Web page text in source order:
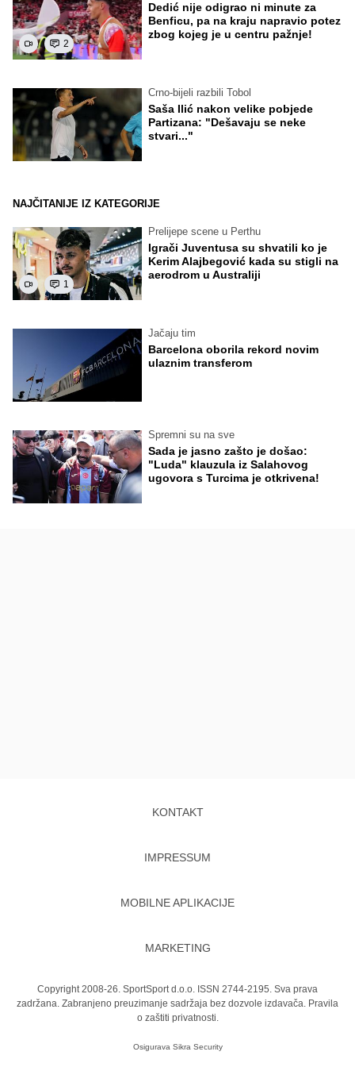
2
Dedić nije odigrao ni minute za
Benficu, pa na kraju napravio potez
zbog kojeg je u centru pažnje!
Crno-bijeli razbili Tobol
Saša Ilić nakon velike pobjede
Partizana: "Dešavaju se neke
stvari..."
NAJČITANIJE IZ KATEGORIJE
1
Prelijepe scene u Perthu
Igrači Juventusa su shvatili ko je
Kerim Alajbegović kada su stigli na
aerodrom u Australiji
Jačaju tim
Barcelona oborila rekord novim
ulaznim transferom
Spremni su na sve
Sada je jasno zašto je došao:
"Luda" klauzula iz Salahovog
ugovora s Turcima je otkrivena!
KONTAKT
IMPRESSUM
MOBILNE APLIKACIJE
MARKETING
Copyright 2008-26. SportSport d.o.o. ISSN 2744-2195. Sva prava
zadržana. Zabranjeno preuzimanje sadržaja bez dozvole izdavača. Pravila
o zaštiti privatnosti.
Osigurava Sikra Security